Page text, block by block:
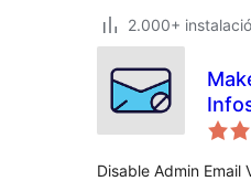
2.000+
Disable Admin